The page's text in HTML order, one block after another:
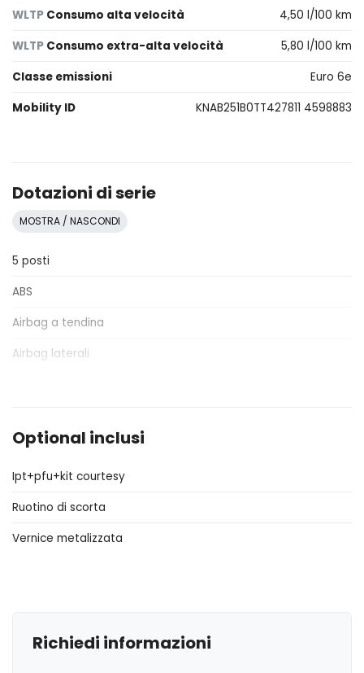
WLTP Consumo alta velocità
4,50 l/100 km
WLTP Consumo extra-alta velocità
5,80 l/100 km
Classe emissioni
Euro 6e
Mobility ID
KNAB251B0TT427811 4598883
Dotazioni di serie
MOSTRA / NASCONDI
5 posti
ABS
Airbag a tendina
Airbag laterali
Alette parasole
Alzacristalli elettrici anteriori e posteriori
Bluetooth®
Cerchi in lega
Copertura vano bagagli
Optional inclusi
Ipt+pfu+kit courtesy
Ruotino di scorta
Vernice metalizzata
Richiedi informazioni